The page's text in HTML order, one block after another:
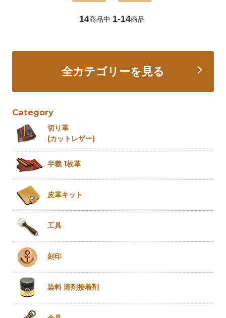
14商品中 1-14商品
全カテゴリーを見る
Category
切り革
(カットレザー)
半裁 1枚革
皮革キット
工具
刻印
染料 溶剤接着剤